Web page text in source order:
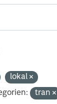
lokal
tran